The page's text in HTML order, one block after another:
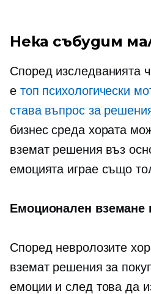
Нека събудим
Според изследванията
е топ психологически
става въпрос за
бизнес среда хората
вземат решения въз
емоцията играе също
Емоционален вземане
Според невролозите
вземат решения за
емоции и след това да